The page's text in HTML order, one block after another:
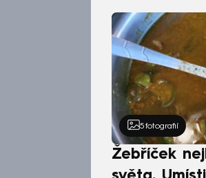
5 fotografií
Žebříček